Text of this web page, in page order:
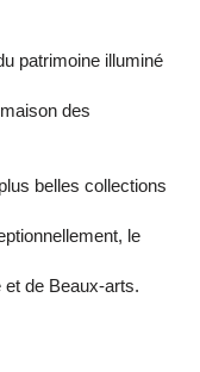
patrimoine illuminé
des
belles collections
le
de Beaux-arts.